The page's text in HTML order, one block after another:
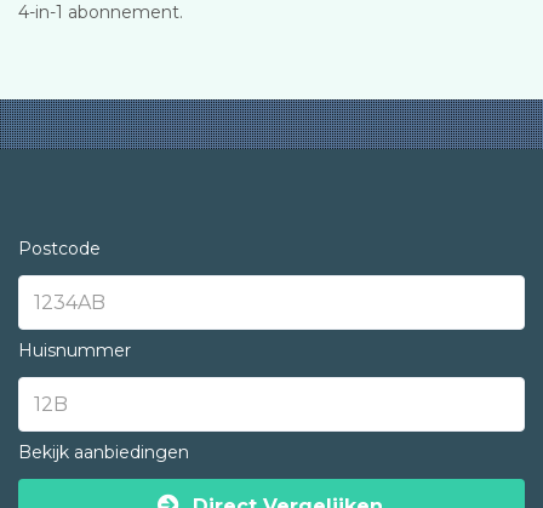
4-in-1 abonnement.
Postcode
Huisnummer
Bekijk aanbiedingen